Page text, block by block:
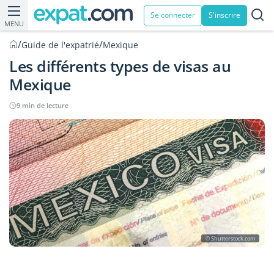
MENU
Se connecter S'inscrire
/Guide de l'expatrié/Mexique
Les différents types de visas au
Mexique
9 min de lecture
© Shutterstock.com